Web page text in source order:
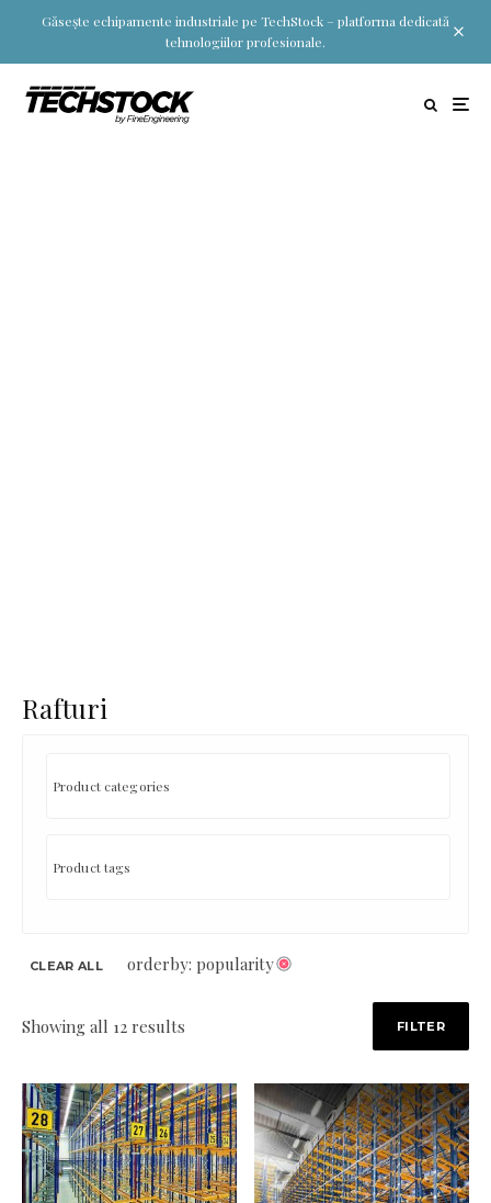
Găsește echipamente industriale pe TechStock – platforma dedicată
tehnologiilor profesionale.
Rafturi
CLEAR ALL orderby: popularity
Showing all 12 results FILTER